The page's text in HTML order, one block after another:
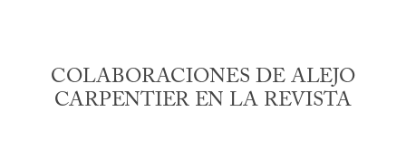
COLABORACIONES DE ALEJO
CARPENTIER EN LA REVISTA